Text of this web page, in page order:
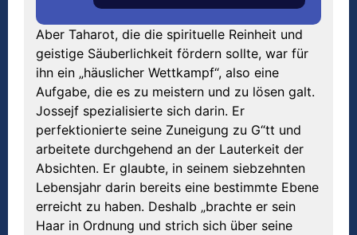
Aber Taharot, die die spirituelle Reinheit und
geistige Säuberlichkeit fördern sollte, war für
ihn ein „häuslicher Wettkampf“, also eine
Aufgabe, die es zu meistern und zu lösen galt.
Jossejf spezialisierte sich darin. Er
perfektionierte seine Zuneigung zu G“tt und
arbeitete durchgehend an der Lauterkeit der
Absichten. Er glaubte, in seinem siebzehnten
Lebensjahr darin bereits eine bestimmte Ebene
erreicht zu haben. Deshalb „brachte er sein
Haar in Ordnung und strich sich über seine